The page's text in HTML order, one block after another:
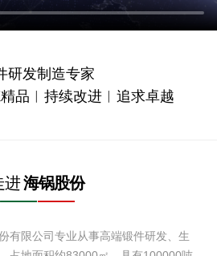
研发制造专家
品︱持续改进︱追求卓越
进海锅股份
有限公司专业从事高端锻件研发、生